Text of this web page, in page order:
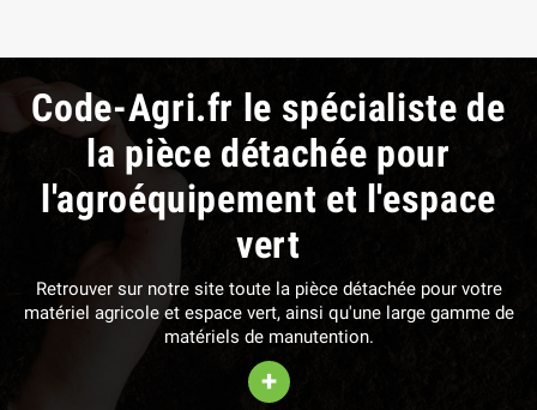
Code-Agri.fr le spécialiste de
la pièce détachée pour
l'agroéquipement et l'espace
vert
Retrouver sur notre site toute la pièce détachée pour votre
matériel agricole et espace vert, ainsi qu'une large gamme de
matériels de manutention.
+